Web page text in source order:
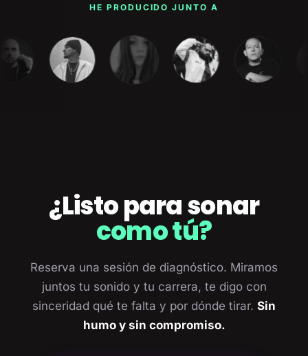
HE PRODUCIDO JUNTO A
¿Listo para sonar
como tú?
Reserva una sesión de diagnóstico. Miramos
juntos tu sonido y tu carrera, te digo con
sinceridad qué te falta y por dónde tirar. Sin
humo y sin compromiso.